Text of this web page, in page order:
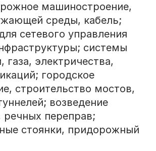
машиностроение,
среды, кабель;
сетевого управления
системы
газа, электричества,
городское
строительство мостов,
возведение
речных переправ;
стоянки, придорожный